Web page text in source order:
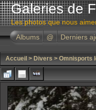
Galeries de
Les photos que nous
Albums
@ Derniers
Accueil > Divers > Omnisports